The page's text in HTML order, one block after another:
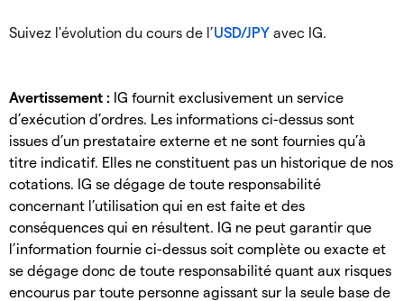
Suivez l'évolution du cours de l’USD/JPY avec IG.
Avertissement : IG fournit exclusivement un service
d’exécution d’ordres. Les informations ci-dessus sont
issues d’un prestataire externe et ne sont fournies qu’à
titre indicatif. Elles ne constituent pas un historique de nos
cotations. IG se dégage de toute responsabilité
concernant l’utilisation qui en est faite et des
conséquences qui en résultent. IG ne peut garantir que
l’information fournie ci-dessus soit complète ou exacte et
se dégage donc de toute responsabilité quant aux risques
encourus par toute personne agissant sur la seule base de